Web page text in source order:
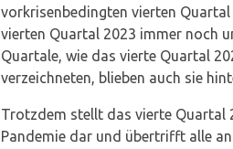
vorkrisenbedingten vierten
vierten Quartal 2023 immer noch
Quartale, wie das vierte Quartal
verzeichneten, blieben auch sie
Trotzdem stellt das vierte Quartal
Pandemie dar und übertrifft alle